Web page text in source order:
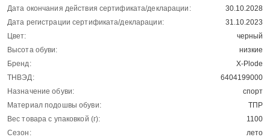
Дата окончания действия сертификата/декларации:
30.10.2028
Дата регистрации сертификата/декларации:
31.10.2023
Цвет:
черный
Высота обуви:
низкие
Бренд:
X-Plode
ТНВЭД:
6404199000
Назначение обуви:
спорт
Материал подошвы обуви:
ТПР
Вес товара с упаковкой (г):
1100
Сезон:
лето